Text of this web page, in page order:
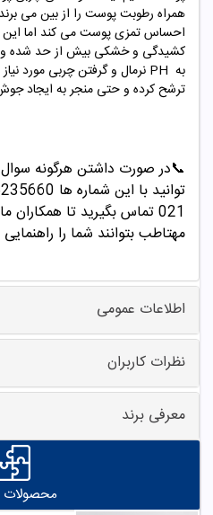
همراه رطوبت پوست را از بین می
احساس تمزی پوست می کند اما
کشیدگی و خشکی بیش از حد شده و
به PH نرمال و گرفتن چربی مورد
ترشح کرده و حتی منجر به ایجاد
📞در صورت داشتن هرگونه
021 تماس بگیرید تا همکاران
مهتاطب بتوانند شما را راهنمایی
اطلاعات عمومی
نظرات کاربران
معرفی برند